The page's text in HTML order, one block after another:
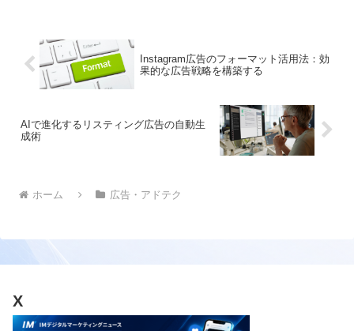
Instagram広告のフォーマット活用法：効
果的な広告戦略を構築する
AIで進化するリスティング広告の自動生
成術
ホーム 広告・アドテク
X